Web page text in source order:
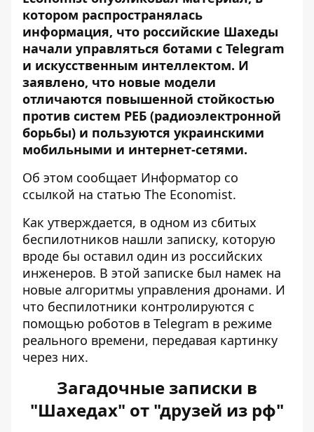
котором распространялась
информация, что российские Шахеды
начали управляться ботами с Telegram
и искусственным интеллектом. И
заявлено, что новые модели
отличаются повышенной стойкостью
против систем РЕБ (радиоэлектронной
борьбы) и пользуются украинскими
мобильными и интернет-сетями.
Об этом сообщает Информатор со
ссылкой на статью The Economist.
Как утверждается, в одном из сбитых
беспилотников нашли записку, которую
вроде бы оставил один из российских
инженеров. В этой записке был намек на
новые алгоритмы управления дронами. И
что беспилотники контролируются с
помощью роботов в Telegram в режиме
реального времени, передавая картинку
через них.
Загадочные записки в
"Шахедах" от "друзей из рф"